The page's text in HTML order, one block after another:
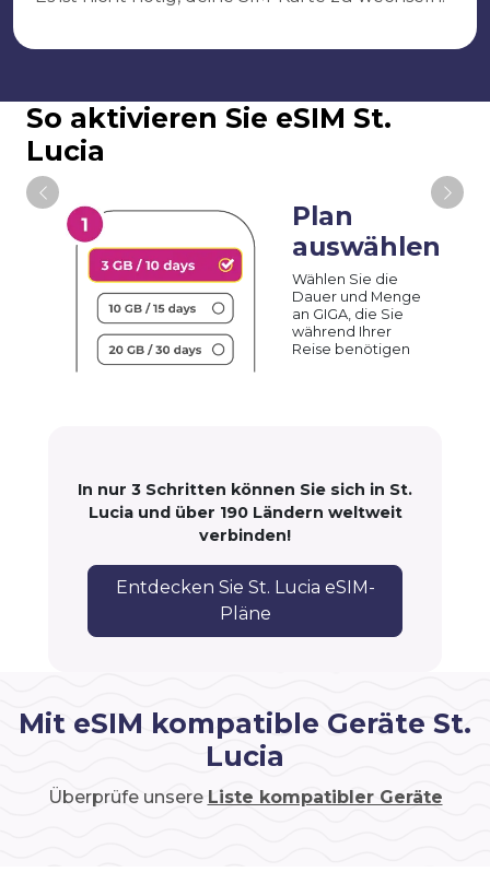
So aktivieren Sie eSIM St.
Lucia
Plan
auswählen
Wählen Sie die
Dauer und Menge
an GIGA, die Sie
während Ihrer
Reise benötigen
In nur 3 Schritten können Sie sich in St.
Lucia und über 190 Ländern weltweit
verbinden!
Entdecken Sie St. Lucia eSIM-
Pläne
Mit eSIM kompatible Geräte St.
Lucia
Überprüfe unsere Liste kompatibler Geräte